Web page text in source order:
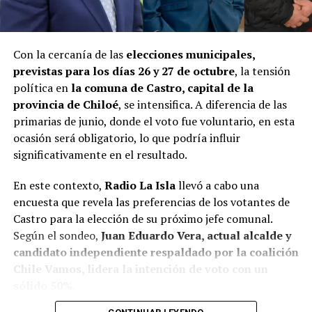
Con la cercanía de las elecciones municipales,
previstas para los días 26 y 27 de octubre, la tensión
política en la comuna de Castro, capital de la
provincia de Chiloé, se intensifica. A diferencia de las
primarias de junio, donde el voto fue voluntario, en esta
ocasión será obligatorio, lo que podría influir
significativamente en el resultado.
En este contexto, Radio La Islallevó a cabo una
encuesta que revela las preferencias de los votantes de
Castro para la elección de su próximo jefe comunal.
Según el sondeo, Juan Eduardo Vera, actual alcalde y
candidato independiente respaldado por la coalición
Chile Vamos, lidera la intención de voto con un